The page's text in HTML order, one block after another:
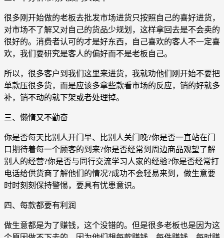
很多刚开始做的老板去批发市场进货只按照自己的喜好进货，
对市场不了解又对自己的货品少规划，这样拿回去是不会卖的
很好的。消费者认可的才是好东西，自己喜欢的客人不一定喜
欢，我们要研究是客人的偏好而不是老板自己。
所以，很多客户到我们这里来进货，我就劝他们刚开始不要把
单款压很多货，而是应该多拿些款看市场的反应，销的好就多
补，销不动的就下架或者处理掉。
三、懒惰又不勤奋
你是否每天比别人开门早、比别人关门晚?你是否一直站在门
口期待着每一个顾客的到来?你是否经常到周边商品观望了解
别人的经营?你是否与同行交流学习人家的经验?你是否经常打
电话给供货商了解他们的情况?成功不会轻易来到，做生意要
时时刻刻保持警惕，要具有忧患意识。
四、每款都要有利润
做生意都是为了赚钱，这个没错的。但是很多老板也是因为这